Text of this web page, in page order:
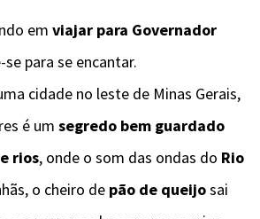
em viajar para Governador
se para se encantar.
cidade no leste de Minas Gerais,
é um segredo bem guardado
rios, onde o som das ondas do Rio
o cheiro de pão de queijosai